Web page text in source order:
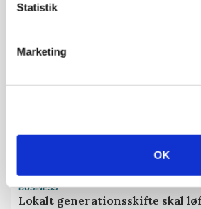
Statistik
Marketing
OK
BUSINESS
Lokalt generationsskifte skal